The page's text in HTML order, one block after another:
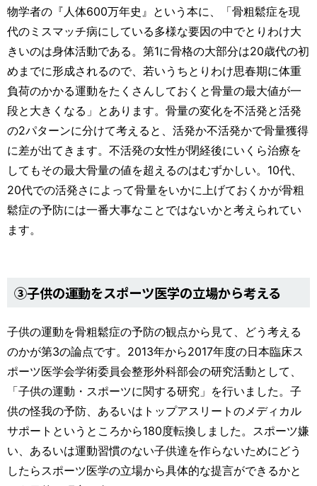
物学者の『人体600万年史』という本に、「骨粗鬆症を現
代のミスマッチ病にしている多様な要因の中でとりわけ大
きいのは身体活動である。第1に骨格の大部分は20歳代の初
めまでに形成されるので、若いうちとりわけ思春期に体重
負荷のかかる運動をたくさんしておくと骨量の最大値が一
段と大きくなる」とあります。骨量の変化を不活発と活発
の2パターンに分けて考えると、活発か不活発かで骨量獲得
に差が出てきます。不活発の女性が閉経後にいくら治療を
してもその最大骨量の値を超えるのはむずかしい。10代、
20代での活発さによって骨量をいかに上げておくかが骨粗
鬆症の予防には一番大事なことではないかと考えられてい
ます。
③子供の運動をスポーツ医学の立場から考える
子供の運動を骨粗鬆症の予防の観点から見て、どう考える
のかが第3の論点です。2013年から2017年度の日本臨床ス
ポーツ医学会学術委員会整形外科部会の研究活動として、
「子供の運動・スポーツに関する研究」を行いました。子
供の怪我の予防、あるいはトップアスリートのメディカル
サポートというところから180度転換しました。スポーツ嫌
い、あるいは運動習慣のない子供達を作らないためにどう
したらスポーツ医学の立場から具体的な提言ができるかと